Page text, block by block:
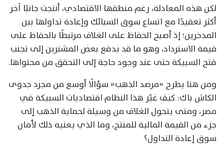
لكن هذه المعادلة، رغم منطقها الاقتصادي، أنتجت جانبًا آخر
أكثر تعقيدًا مع اتساع سوق السبائك وإعادة تداولها بين
المدخرين؛ إذ أصبح الحفاظ على الغلاف مرتبطًا بالحفاظ على
قيمة الاسترداد، وهو ما قد يدفع بعض المشترين إلى تجنب
فتح السبيكة حتى عند وجود حاجة إلى التحقق من محتواها.
ومن هنا يطرح «مرصد الذهب» سؤالًا أوسع من مجرد جدوى
الكاش باك: كيف غيّر هذا النظام اقتصاديات السبيكة في
مصر، ومتى يتحول الغلاف من وسيلة لحماية الذهب إلى
جزء من القيمة المالية للمنتج، وما الذي يعنيه ذلك لأمان
سوق إعادة التداول؟